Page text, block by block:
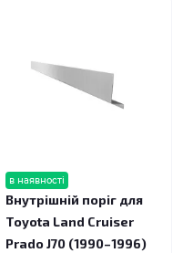
в наявності
Внутрішній поріг для
Toyota Land Cruiser
Prado J70 (1990–1996)